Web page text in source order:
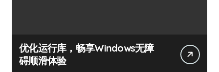
优化运行库，畅享Windows无障
碍顺滑体验